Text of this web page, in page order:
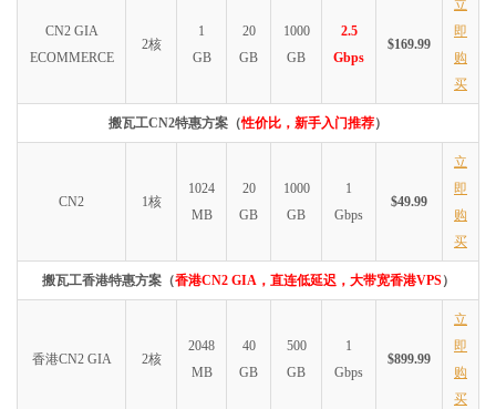
CN2 GIA
ECOMMERCE
2核
1
GB
20
GB
1000
GB
2.5
Gbps
$169.99
立
即
购
买
搬瓦工CN2特惠方案（性价比，新手入门推荐）
CN2 1核
1024
MB
20
GB
1000
GB
1
Gbps
$49.99
立
即
购
买
搬瓦工香港特惠方案（香港CN2 GIA，直连低延迟，大带宽香港VPS）
香港CN2 GIA 2核
2048
MB
40
GB
500
GB
1
Gbps
$899.99
立
即
购
买